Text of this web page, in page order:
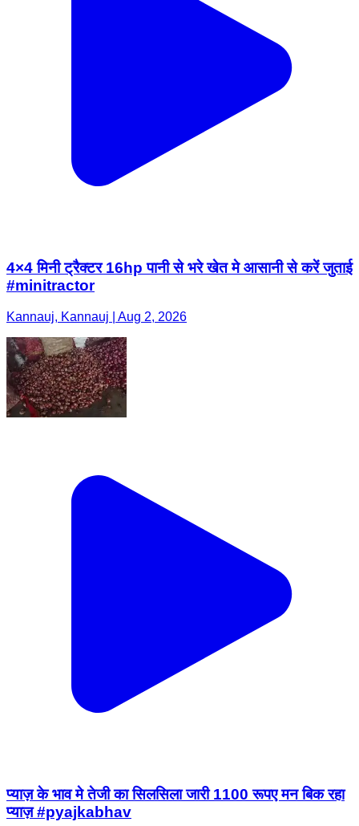
4×4 मिनी ट्रैक्टर 16hp पानी से भरे खेत मे आसानी से करें जुताई
#minitractor
Kannauj, Kannauj | Aug 2, 2026
प्याज़ के भाव मे तेजी का सिलसिला जारी 1100 रूपए मन बिक रहा
प्याज़ #pyajkabhav